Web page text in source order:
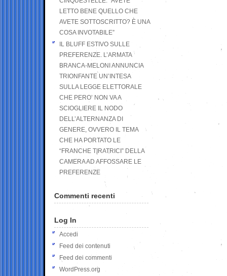
LETTO BENE QUELLO CHE
AVETE SOTTOSCRITTO? È UNA
COSA INVOTABILE”
IL BLUFF ESTIVO SULLE
PREFERENZE. L’ARMATA
BRANCA-MELONI ANNUNCIA
TRIONFANTE UN’INTESA
SULLA LEGGE ELETTORALE
CHE PERO’ NON VA A
SCIOGLIERE IL NODO
DELL’ALTERNANZA DI
GENERE, OVVERO IL TEMA
CHE HA PORTATO LE
“FRANCHE TIRATRICI” DELLA
CAMERA AD AFFOSSARE LE
PREFERENZE
Commenti recenti
Log In
Accedi
Feed dei contenuti
Feed dei commenti
WordPress.org